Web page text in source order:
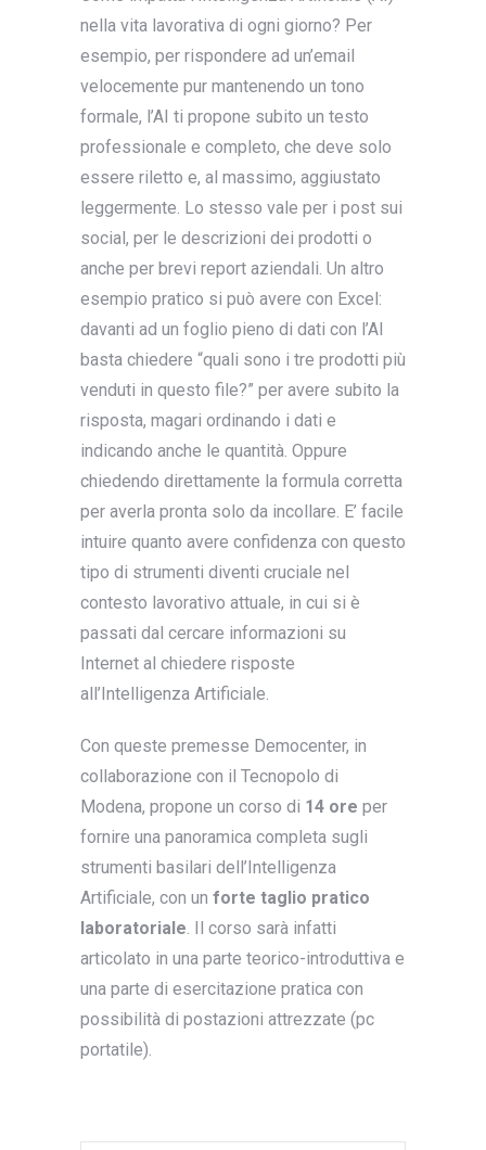
nella vita lavorativa di ogni giorno? Per
esempio, per rispondere ad un’email
velocemente pur mantenendo un tono
formale, l’AI ti propone subito un testo
professionale e completo, che deve solo
essere riletto e, al massimo, aggiustato
leggermente. Lo stesso vale per i post sui
social, per le descrizioni dei prodotti o
anche per brevi report aziendali. Un altro
esempio pratico si può avere con Excel:
davanti ad un foglio pieno di dati con l’AI
basta chiedere “quali sono i tre prodotti più
venduti in questo file?” per avere subito la
risposta, magari ordinando i dati e
indicando anche le quantità. Oppure
chiedendo direttamente la formula corretta
per averla pronta solo da incollare. E’ facile
intuire quanto avere confidenza con questo
tipo di strumenti diventi cruciale nel
contesto lavorativo attuale, in cui si è
passati dal cercare informazioni su
Internet al chiedere risposte
all’Intelligenza Artificiale.
Con queste premesse Democenter, in
collaborazione con il Tecnopolo di
Modena, propone un corso di 14 ore per
fornire una panoramica completa sugli
strumenti basilari dell’Intelligenza
Artificiale, con un forte taglio pratico
laboratoriale. Il corso sarà infatti
articolato in una parte teorico-introduttiva e
una parte di esercitazione pratica con
possibilità di postazioni attrezzate (pc
portatile).